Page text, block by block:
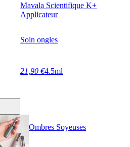
Mavala Scientifique K+
Applicateur
Soin ongles
21,90 €4.5ml
Ombres Soyeuses